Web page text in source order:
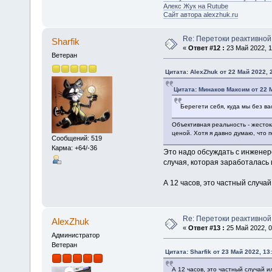
Алекс Жук на Rutube
Сайт автора alexzhuk.ru
Sharfik
Ветеран
Сообщений: 519
Карма: +64/-36
Re: Перетоки
« Ответ #12 : 23 Май 2022,
Цитата: AlexZhuk от 22 Май 2022,
Цитата: Минаков Максим от 22
Берегети себя, куда мы без
Объективная реальность -
ценой. Хотя я давно думаю, что
Это надо обсуждать с
случая, которая
А 12 часов, это частный
AlexZhuk
Администратор
Ветеран
Re: Перетоки
« Ответ #13 : 25 Май 2022,
Цитата: Sharfik от 23 Май 2022,
А 12 часов, это частный случай